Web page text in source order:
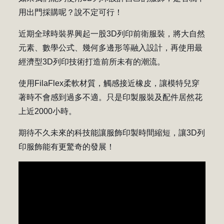
用出門採購呢？說不定可行！
近期全球時裝界興起一股3D列印前衛服裝，將大自然
元素、數學公式、幾何多邊形等融入設計，再使用最
經濟型3D列印技術打造前所未有的潮流。
使用FilaFlex柔軟材質，觸感接近橡皮，讓模特兒穿
著時不會感到過多不適。只是印製服裝及配件居然花
上近2000小時。
期待不久未來的科技能讓服飾印製時間縮短，讓3D列
印服飾能有更驚奇的發展！